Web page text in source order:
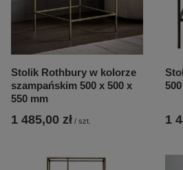
Stolik Rothbury w kolorze
szampańskim 500 x 500 x
550 mm
1 485,00 zł / szt. 1